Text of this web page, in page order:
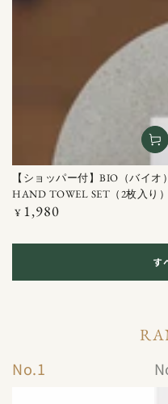
【ショッパー付】BIO（バイオ）
HAND TOWEL SET（2枚入り）
エロー / ブラウン
定
¥ 1,980
す